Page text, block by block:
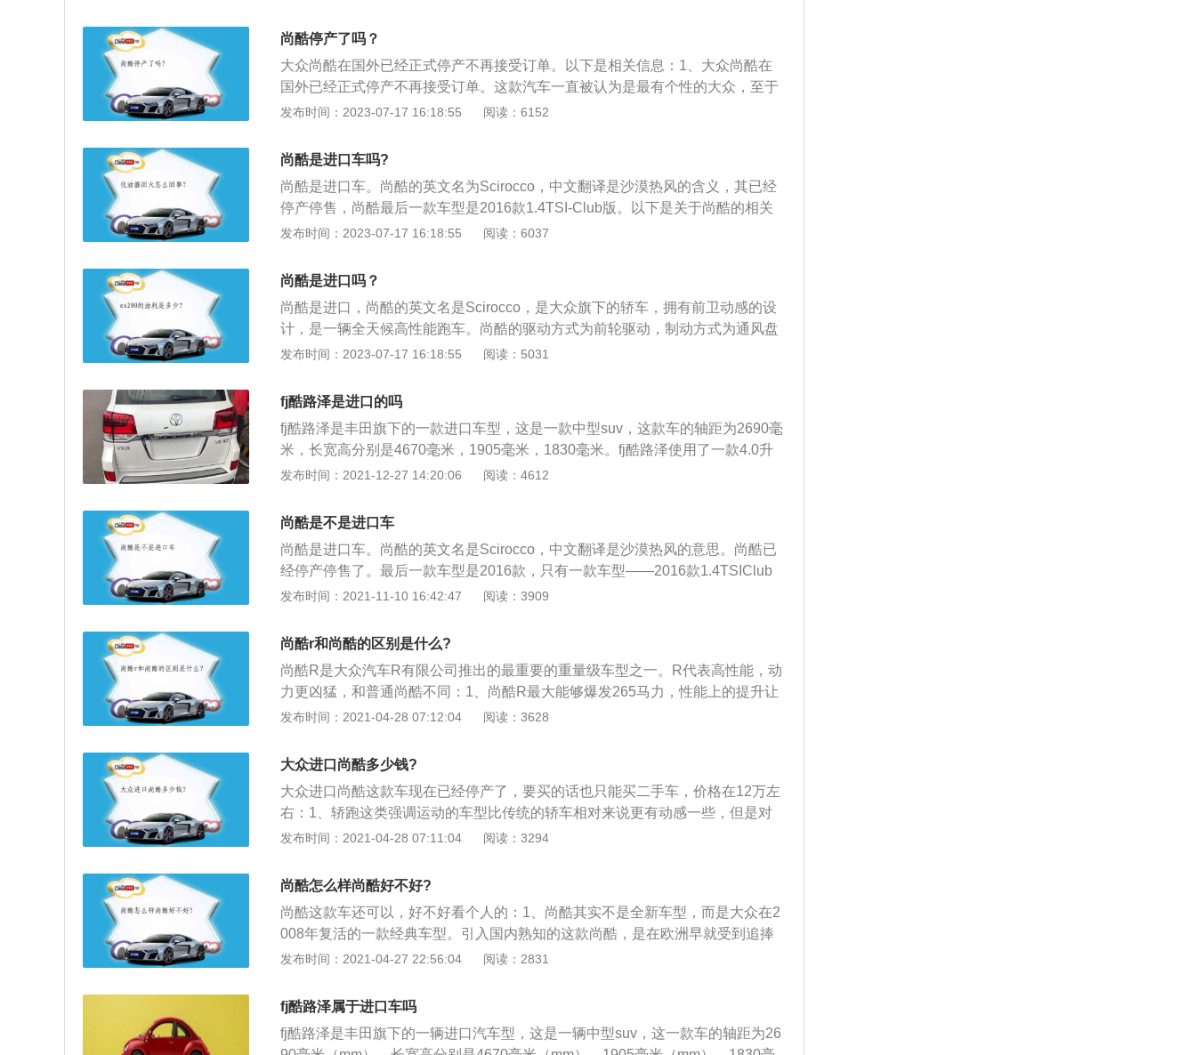
用了镀铬饰条进行装饰，汽车前脸的大灯与进气格栅相连，使汽车的前脸看上去
更加时尚。3、动力方面：这款车搭载的是1.4T和2.0T涡轮增压发动机，其中，1.
4T发动机的最大功率为96kw，最大扭矩为225牛米，2.0T发动机的最大功率为15
5kw，最大扭矩为280牛米。4、传动系统方面：与发动机相匹配的是7挡双离合
变速箱和6挡双离合变速箱，动力系统表现优秀。
尚酷停产了吗？
大众尚酷在国外已经正式停产不再接受订单。以下是相关信息：1、大众尚酷在
国外已经正式停产不再接受订单。这款汽车一直被认为是最有个性的大众，至于
他停产的原因在于后续可能出加强版，并且这一款由于售价较高要作调整。2、
两者的消费群体没有太多重叠，可是时隔16年，等到第三代在2008年复活后，反
倒沦落成一款无人问津的附属品。大众原本希望时尚的外观可以吸引北美消费
者，没想到却成为美国"最稀有"的车型之一，能见度甚至低于法拉利、兰博基
尼。
发布时间：2023-07-17 16:18:55 阅读：6152
尚酷是进口车吗?
尚酷是进口车。尚酷的英文名为Scirocco，中文翻译是沙漠热风的含义，其已经
停产停售，尚酷最后一款车型是2016款1.4TSI-Club版。以下是关于尚酷的相关
介绍：1、车身尺寸方面，长宽高分别为4256mm、1810mm、1400mm，轴距为
速器，最大功率96KW，最大马力131PS，最大扭矩225N·m。最大功率转速500
0-6000rpm，最大扭矩转速1500-3500rpm。
发布时间：2023-07-17 16:18:55 阅读：6037
尚酷是进口吗？
尚酷是进口，尚酷的英文名是Scirocco，是大众旗下的轿车，拥有前卫动感的设
计，是一辆全天候高性能跑车。尚酷的驱动方式为前轮驱动，制动方式为通风盘
式，引擎为L型4缸2.0升燃油直喷式，提供“运动版”和“豪华版”两个车型供消费者
m、1810mm、1400mm，轴距为2578mm。外观方面，尚酷在高尔夫的平台基础
上降低了重心，优化了空气动力学特性，使得整车更富运动性。
发布时间：2023-07-17 16:18:55 阅读：5031
fj酷路泽是进口的吗
fj酷路泽是丰田旗下的一款进口车型，这是一款中型suv，这款车的轴距为2690毫
米，长宽高分别是4670毫米，1905毫米，1830毫米。fj酷路泽使用了一款4.0升
自然吸气v6发动机。fj酷路泽的4.0升自然吸气v6发动机最大功率为200kw，最大
钟。这款发动机搭载了双vvt-i技术和多点电喷技术，并且使用了铝合金缸盖缸
体。使用铝合金缸盖缸体可以降低发动机的重量，这样可以提高汽车的操控性和
燃油经济性。与这款发动机匹配的是5at变速箱。at变速箱的可靠性耐用性是比较
好的，这种变速箱的结构是比较复杂的。at变速箱内部有很多行星齿轮，这种变
速箱就是依靠行星齿轮变速变扭的。fj酷路泽的前悬架使用了双叉臂独立悬架，后
度，还可以抑制刹车点头现象，这种悬架可以大幅度提高汽车的操控性。后悬架
使用非独立悬架可以提高汽车的越野性能和脱困能力。fj酷路泽搭载了分时四驱系
统。
发布时间：2021-12-27 14:20:06 阅读：4612
尚酷是不是进口车
尚酷是进口车。尚酷的英文名是Scirocco，中文翻译是沙漠热风的意思。尚酷已
经停产停售了。最后一款车型是2016款，只有一款车型——2016款1.4TSIClub
版，官方指导价：24.78万元。尚酷车型定位紧凑型车，车身尺寸方面，长宽高分
上降低了重心，优化了空气动力学特性，使得整车更富运动性。尚酷的外形和高
尔夫非常相似，这是因为尚酷的设计师同样也是高尔夫的设计师--乔治亚罗。第
三代尚酷于2008年的日内瓦车展隆重面世，获得德国《汽车画报》运动车型2008
年最佳设计大奖、英国《TopGear》汽车杂志2008年度车型等。动力方面，搭载
1.4T直列4缸涡轮增压发动机，匹配7挡双离合变速箱，最大功率96KW，最大马
-3500rpm。供油方式为缸内直喷。悬架方面，前悬架为麦弗逊式独立悬架，后悬
架为多连杆式独立悬架。
发布时间：2021-11-10 16:42:47 阅读：3909
尚酷r和尚酷的区别是什么?
尚酷R是大众汽车R有限公司推出的最重要的重量级车型之一。R代表高性能，动
力更凶猛，和普通尚酷不同：1、尚酷R最大能够爆发265马力，性能上的提升让
这款钢炮从静止加速到100km\/h可以在6秒内完成，极速也能够达到250km\/h；
锁（EDS）的功能，该功能集成在ESP系统中，可以有效地消除了各种牵引力损
耗，从而为这款车提供了最佳的牵引力性能和极致的驾驶乐趣；3、尚酷R车身高
度降低了10毫米，特别调校的运动底盘，最大限度地突出了这款车的操控性能和
驾驶乐趣。尚酷R的制动系统和电子稳定系统（ESP）都经过改进和调整，进一
步提升了车辆的操控性能；4、与普通版尚酷相比，尚酷R尾部更加引人瞩目：车
计特征。此外，尚酷R的尾灯也经过了烟熏效果的处理，更显运动本性。与车身
同色的B柱、18英寸“Talladega”合金轮毂以及带R标识的黑色制动盘更加突出车
身的侧面特征。尚酷R的外后视镜壳采用了与车身不同色的高光黑色，动感特征
发布时间：2021-04-28 07:12:04 阅读：3628
大众进口尚酷多少钱?
大众进口尚酷这款车现在已经停产了，要买的话也只能买二手车，价格在12万左
右：1、轿跑这类强调运动的车型比传统的轿车相对来说更有动感一些，但是对
于主流的跑车来说又显得有些保守。而大众尚酷作为一款进口车型，称的上是大
多人买这辆车的主要原因之一，它具有一辆跑车的拉风感，那种飞驰在高速公路
上，身边的车辆都在看你的感觉真的是棒呆；3、而且尚酷也具有大众历来的简
约风格，现在这个时代无论在各个方面都流行简约风，尚酷的外观完全可以满足
你需要的冷淡风感觉。
发布时间：2021-04-28 07:11:04 阅读：3294
尚酷怎么样尚酷好不好?
尚酷这款车还可以，好不好看个人的：1、尚酷其实不是全新车型，而是大众在2
008年复活的一款经典车型。引入国内熟知的这款尚酷，是在欧洲早就受到追捧
的第三代车型。2009年登陆中国市场后，风骚极具跑格的外形一下就吸引了众多
候，到现在笔者在深圳街头都很难见到一辆，但是尚酷的外观仍然不过时，甚至
成为许多VW的共同信仰；2、不过廉颇终究老矣，尚酷基于第五代高尔夫的PQ3
5平台，在如今大众平民车新朗逸都使用了全新MQB平台的时候，尚酷显然有些
发布时间：2021-04-27 22:56:04 阅读：2831
fj酷路泽属于进口车吗
fj酷路泽是丰田旗下的一辆进口汽车型，这是一辆中型suv，这一款车的轴距为26